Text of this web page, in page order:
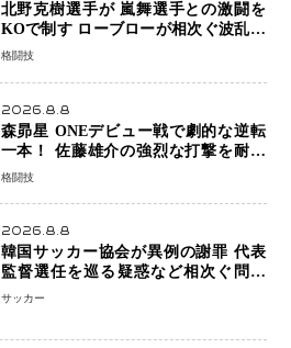
北野克樹選手が 嵐舞選手との激闘を
KOで制す ローブローが相次ぐ波乱の
展開…涙の勝利「生まれてくる娘のた
格闘技
2026.8.8
森昴星 ONEデビュー戦で劇的な逆転
一本！ 佐藤雄介の強烈な打撃を耐え
抜き、リアネイキッドチョークで勝利
格闘技
2026.8.8
韓国サッカー協会が異例の謝罪 代表
監督選任を巡る疑惑など相次ぐ問題
「組織の刷新」誓う
サッカー